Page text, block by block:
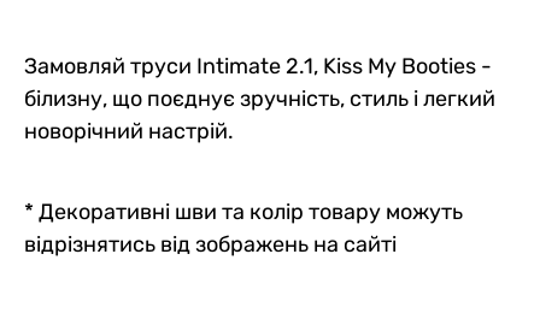
Замовляй труси Intimate 2.1, Kiss My Booties -
білизну, що поєднує зручність, стиль і легкий
новорічний настрій.
* Декоративні шви та колір товару можуть
відрізнятись від зображень на сайті